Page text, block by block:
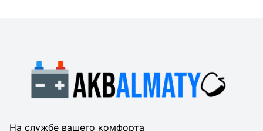
На службе вашего комфорта